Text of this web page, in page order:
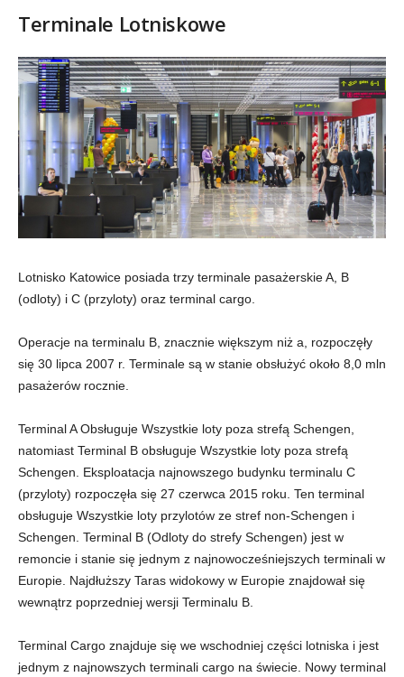
Terminale Lotniskowe
Lotnisko Katowice posiada trzy terminale pasażerskie A, B
(odloty) i C (przyloty) oraz terminal cargo.
Operacje na terminalu B, znacznie większym niż a, rozpoczęły
się 30 lipca 2007 r. Terminale są w stanie obsłużyć około 8,0 mln
pasażerów rocznie.
Terminal A Obsługuje Wszystkie loty poza strefą Schengen,
natomiast Terminal B obsługuje Wszystkie loty poza strefą
Schengen. Eksploatacja najnowszego budynku terminalu C
(przyloty) rozpoczęła się 27 czerwca 2015 roku. Ten terminal
obsługuje Wszystkie loty przylotów ze stref non-Schengen i
Schengen. Terminal B (Odloty do strefy Schengen) jest w
remoncie i stanie się jednym z najnowocześniejszych terminali w
Europie. Najdłuższy Taras widokowy w Europie znajdował się
wewnątrz poprzedniej wersji Terminalu B.
Terminal Cargo znajduje się we wschodniej części lotniska i jest
jednym z najnowszych terminali cargo na świecie. Nowy terminal